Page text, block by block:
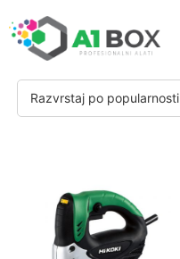
Razvrstaj po popularnosti